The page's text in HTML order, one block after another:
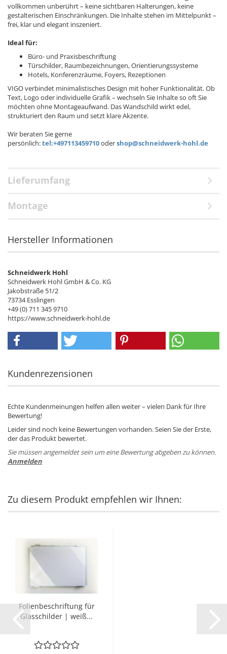
vollkommen unberührt – keine sichtbaren Halterungen, keine
gestalterischen Einschränkungen. Die Inhalte stehen im Mittelpunkt –
frei, klar und elegant inszeniert.
Ideal für:
Büro- und Praxisbeschriftung
Türschilder, Raumbezeichnungen, Orientierungssysteme
Hotels, Konferenzräume, Foyers, Rezeptionen
VIGO verbindet minimalistisches Design mit hoher Funktionalität. Ob
Text, Logo oder individuelle Grafik – wechseln Sie Inhalte so oft Sie
möchten ohne Montageaufwand. Das Wandschild wirkt edel,
strukturiert den Raum und setzt klare Akzente.
Wir beraten Sie gerne
persönlich:tel:+497113459710odershop@schneidwerk-hohl.de
Lieferumfang
Montage
Hersteller Informationen
Schneidwerk Hohl
Schneidwerk Hohl GmbH & Co. KG
Jakobstraße 51/2
73734 Esslingen
+49 (0) 711 345 9710
https://www.schneidwerk-hohl.de
Kundenrezensionen
Echte Kundenmeinungen helfen allen weiter – vielen Dank für Ihre
Bewertung!
Leider sind noch keine Bewertungen vorhanden. Seien Sie der Erste,
der das Produkt bewertet.
Sie müssen angemeldet sein um eine Bewertung abgeben zu können.
Anmelden
Zu diesem Produkt empfehlen wir Ihnen:
Fo­li­en­be­schrif­tung für
Glas­schil­der | weiß...